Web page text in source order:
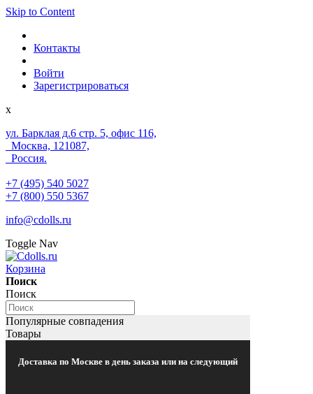
Skip to Content
Контакты
Войти
Зарегистрироваться
x
ул. Барклая д.6 стр. 5, офис 116,
Москва, 121087,
Россия.
+7 (495) 540 5027
+7 (800) 550 5367
info@cdolls.ru
Toggle Nav
Корзина
Поиск
Поиск
Популярные совпадения
Товары
Доставка по Москве в день заказа или на следующий